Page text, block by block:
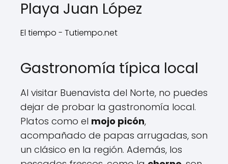
Playa Juan López
El tiempo - Tutiempo.net
Gastronomía típica local
Al visitar Buenavista del Norte, no puedes
dejar de probar la gastronomía local.
Platos como el mojo picón,
acompañado de papas arrugadas, son
un clásico en la región. Además, los